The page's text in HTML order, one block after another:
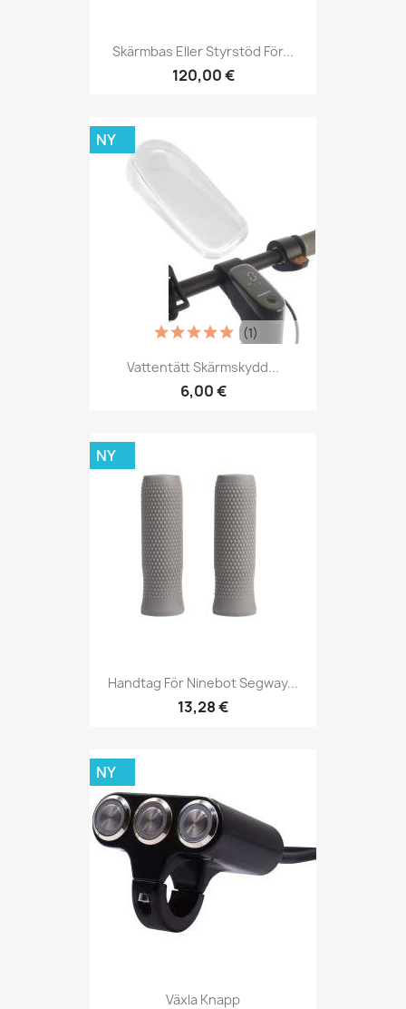
Skärmbas Eller Styrstöd För...
120,00 €
Vattentätt Skärmskydd...
6,00 €
(1)
NY
Handtag För Ninebot Segway...
13,28 €
NY
Växla Knapp
NY